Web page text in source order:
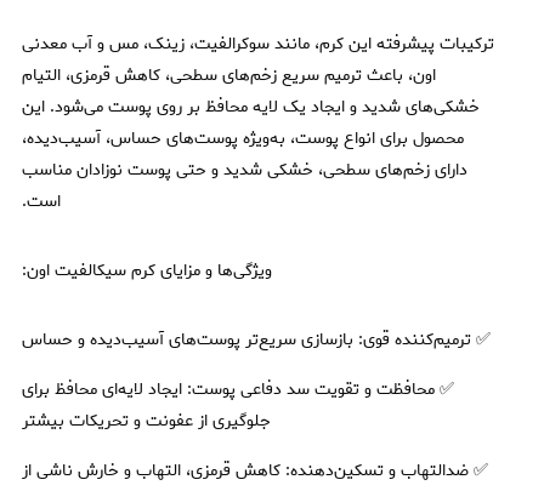
ترکیبات پیشرفته این کرم، مانند سوکرالفیت، زینک، مس و آب معدنی
اون، باعث ترمیم سریع زخم‌های سطحی، کاهش قرمزی، التیام
خشکی‌های شدید و ایجاد یک لایه محافظ بر روی پوست می‌شود. این
محصول برای انواع پوست، به‌ویژه پوست‌های حساس، آسیب‌دیده،
دارای زخم‌های سطحی، خشکی شدید و حتی پوست نوزادان مناسب
است.
ویژگی‌ها و مزایای کرم سیکالفیت اون:
✅ ترمیم‌کننده قوی: بازسازی سریع‌تر پوست‌های آسیب‌دیده و حساس
✅ محافظت و تقویت سد دفاعی پوست: ایجاد لایه‌ای محافظ برای
جلوگیری از عفونت و تحریکات بیشتر
✅ ضدالتهاب و تسکین‌دهنده: کاهش قرمزی، التهاب و خارش ناشی از